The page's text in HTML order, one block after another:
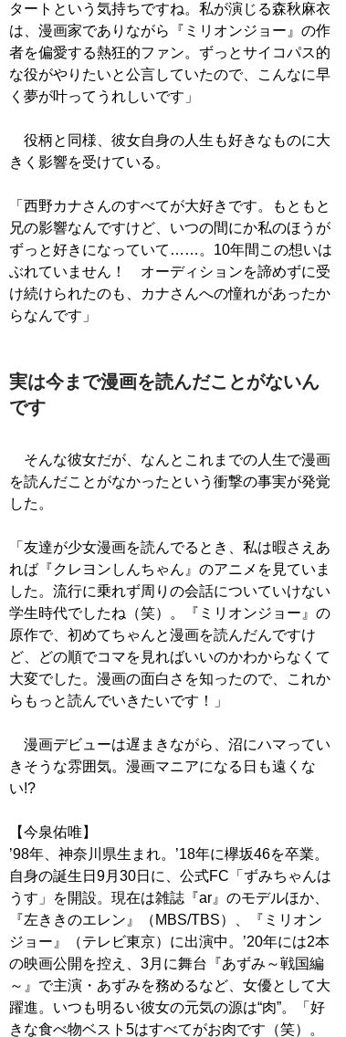
タートという気持ちですね。私が演じる森秋麻衣
は、漫画家でありながら『ミリオンジョー』の作
者を偏愛する熱狂的ファン。ずっとサイコパス的
な役がやりたいと公言していたので、こんなに早
く夢が叶ってうれしいです」
役柄と同様、彼女自身の人生も好きなものに大
きく影響を受けている。
「西野カナさんのすべてが大好きです。もともと
兄の影響なんですけど、いつの間にか私のほうが
ずっと好きになっていて……。10年間この想いは
ぶれていません！ オーディションを諦めずに受
け続けられたのも、カナさんへの憧れがあったか
らなんです」
実は今まで漫画を読んだことがないん
です
そんな彼女だが、なんとこれまでの人生で漫画
を読んだことがなかったという衝撃の事実が発覚
した。
「友達が少女漫画を読んでるとき、私は暇さえあ
れば『クレヨンしんちゃん』のアニメを見ていま
した。流行に乗れず周りの会話についていけない
学生時代でしたね（笑）。『ミリオンジョー』の
原作で、初めてちゃんと漫画を読んだんですけ
ど、どの順でコマを見ればいいのかわからなくて
大変でした。漫画の面白さを知ったので、これか
らもっと読んでいきたいです！」
漫画デビューは遅まきながら、沼にハマってい
きそうな雰囲気。漫画マニアになる日も遠くな
い!?
【今泉佑唯】
’98年、神奈川県生まれ。’18年に欅坂46を卒業。
自身の誕生日9月30日に、公式FC「ずみちゃんは
うす」を開設。現在は雑誌『ar』のモデルほか、
『左ききのエレン』（MBS/TBS）、『ミリオン
ジョー』（テレビ東京）に出演中。’20年には2本
の映画公開を控え、3月に舞台『あずみ～戦国編
～』で主演・あずみを務めるなど、女優として大
躍進。いつも明るい彼女の元気の源は“肉”。「好
きな食べ物ベスト5はすべてがお肉です（笑）。